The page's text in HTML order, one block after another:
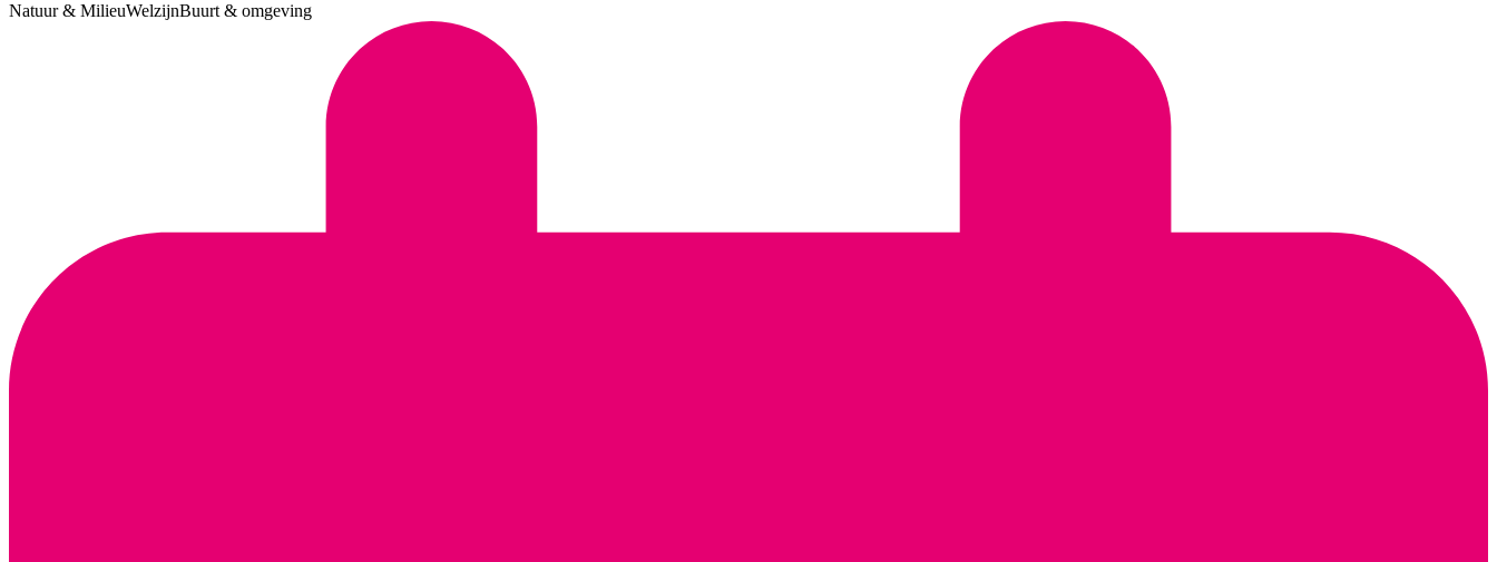
Natuur & MilieuWelzijnBuurt & omgeving